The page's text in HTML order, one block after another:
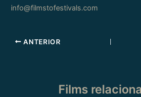
info@filmstofestivals.com
ANTERIOR
Films